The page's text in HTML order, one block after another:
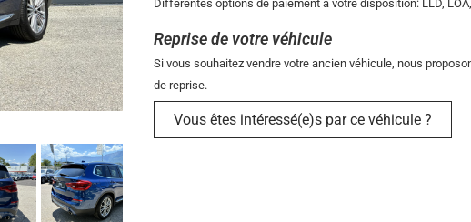
Différentes options de paiement à votre disposition: LLD,
Reprise de votre véhicule
Si vous souhaitez vendre votre ancien véhicule, nous
de reprise.
Vous êtes intéressé(e)s par ce véhicule ?